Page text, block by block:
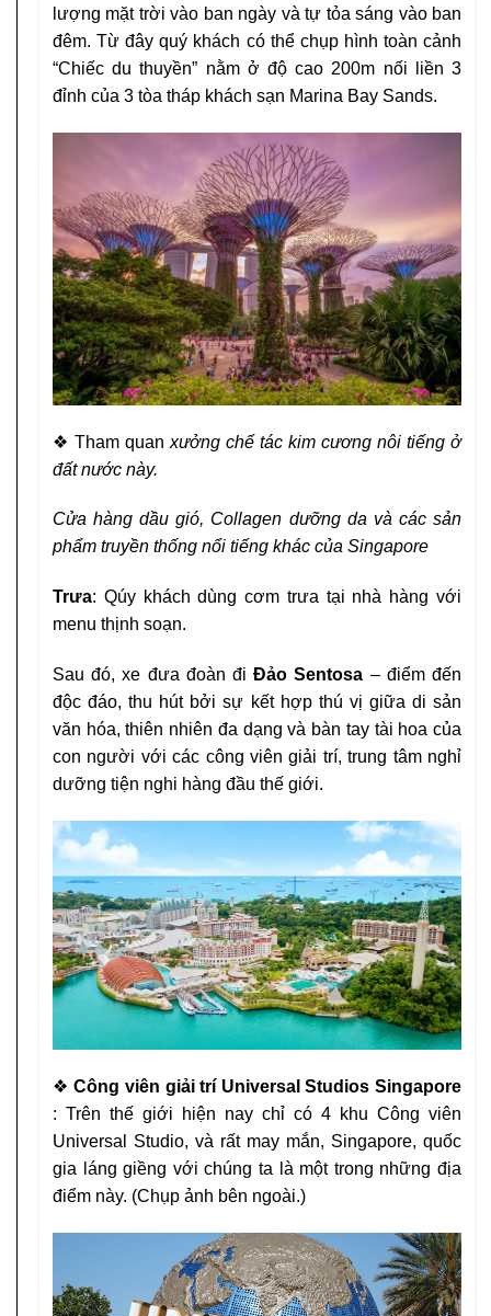
lượng mặt trời vào ban ngày và tự tỏa sáng vào ban
đêm. Từ đây quý khách có thể chụp hình toàn cảnh
“Chiếc du thuyền” nằm ở độ cao 200m nối liền 3
đỉnh của 3 tòa tháp khách sạn Marina Bay Sands.
❖ Tham quan xưởng chế tác kim cương nôi tiếng ở
đất nước này.
Cửa hàng dầu gió, Collagen dưỡng da và các sản
phẩm truyền thống nổi tiếng khác của Singapore
Trưa: Qúy khách dùng cơm trưa tại nhà hàng với
menu thịnh soạn.
Sau đó, xe đưa đoàn điĐảo Sentosa – điểm đến
độc đáo, thu hút bởi sự kết hợp thú vị giữa di sản
văn hóa, thiên nhiên đa dạng và bàn tay tài hoa của
con người với các công viên giải trí, trung tâm nghỉ
dưỡng tiện nghi hàng đầu thế giới.
❖Công viên giải trí Universal Studios Singapore
: Trên thế giới hiện nay chỉ có 4 khu Công viên
Universal Studio, và rất may mắn, Singapore, quốc
gia láng giềng với chúng ta là một trong những địa
điểm này. (Chụp ảnh bên ngoài.)